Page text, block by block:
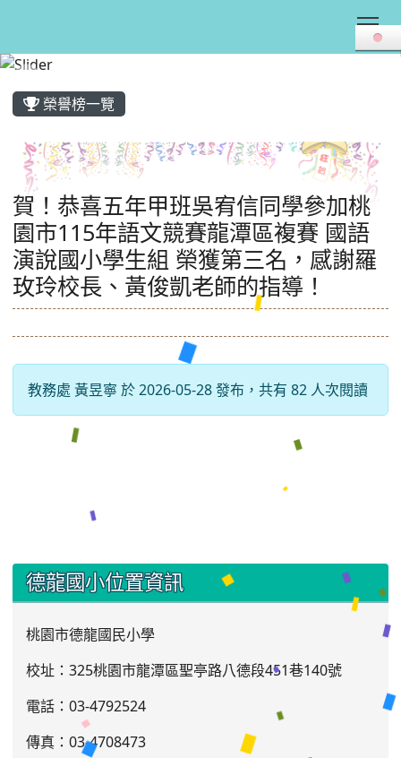
榮譽榜一覽
賀！恭喜五年甲班吳宥信同學參加桃
園市115年語文競賽龍潭區複賽 國語
演說國小學生組 榮獲第三名，感謝羅
玫玲校長、黃俊凱老師的指導！
教務處 黃昱寧 於 2026-05-28 發布，共有 82 人次閱讀
::: 德龍國小位置資訊
桃園市德龍國民小學
校址：325桃園市龍潭區聖亭路八德段451巷140號
電話：03-4792524
傳真：03-4708473